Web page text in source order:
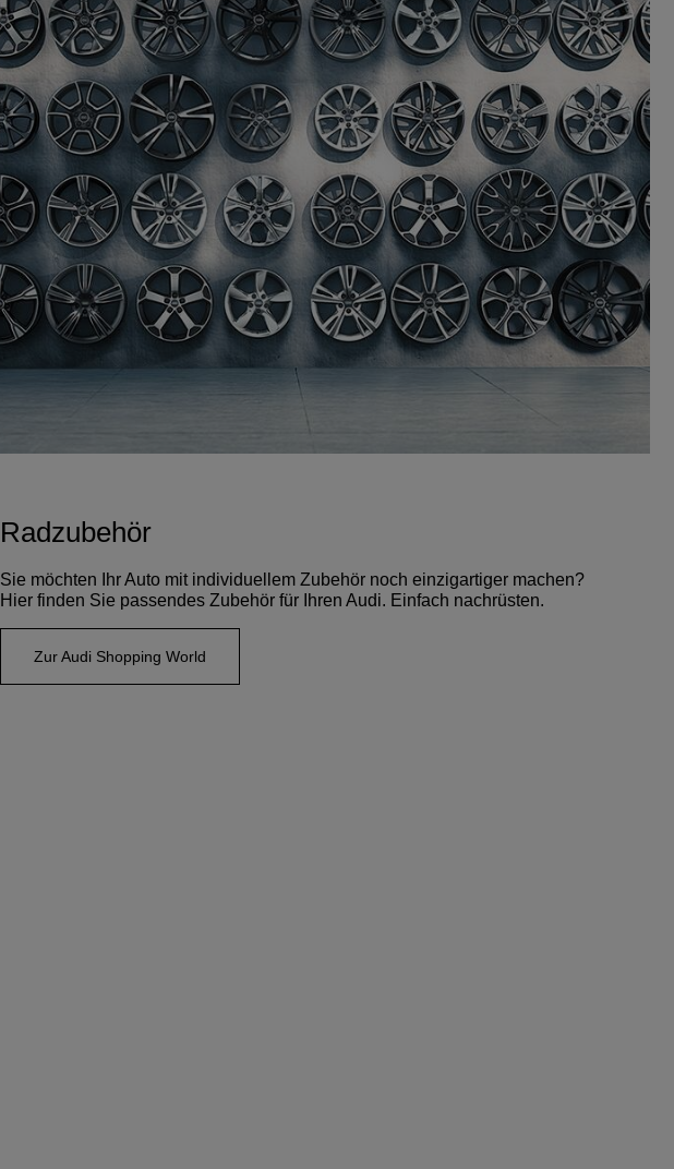
Radzubehör
Sie möchten Ihr Auto mit individuellem Zubehör noch einzigartiger machen?
Hier finden Sie passendes Zubehör für Ihren Audi. Einfach nachrüsten.
Zur Audi Shopping World